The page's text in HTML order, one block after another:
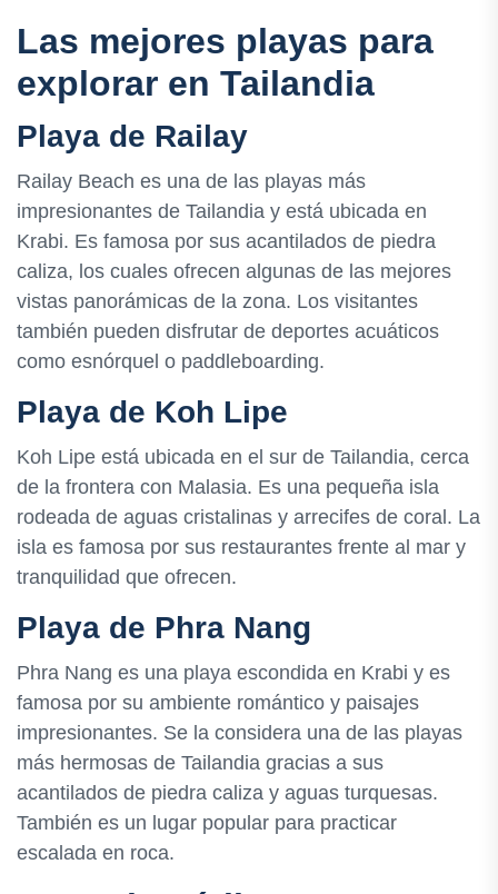
Las mejores playas para
explorar en Tailandia
Playa de Railay
Railay Beach es una de las playas más
impresionantes de Tailandia y está ubicada en
Krabi. Es famosa por sus acantilados de piedra
caliza, los cuales ofrecen algunas de las mejores
vistas panorámicas de la zona. Los visitantes
también pueden disfrutar de deportes acuáticos
como esnórquel o paddleboarding.
Playa de Koh Lipe
Koh Lipe está ubicada en el sur de Tailandia, cerca
de la frontera con Malasia. Es una pequeña isla
rodeada de aguas cristalinas y arrecifes de coral. La
isla es famosa por sus restaurantes frente al mar y
tranquilidad que ofrecen.
Playa de Phra Nang
Phra Nang es una playa escondida en Krabi y es
famosa por su ambiente romántico y paisajes
impresionantes. Se la considera una de las playas
más hermosas de Tailandia gracias a sus
acantilados de piedra caliza y aguas turquesas.
También es un lugar popular para practicar
escalada en roca.